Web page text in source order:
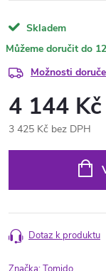
Skladem
Možnosti
4 144 Kč
3 425 Kč bez DPH
Dotaz k produktu